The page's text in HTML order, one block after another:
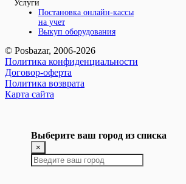
Услуги
Постановка онлайн-кассы
на учет
Выкуп оборудования
© Posbazar, 2006-2026
Политика конфиденциальности
Договор-оферта
Политика возврата
Карта сайта
Выберите ваш город из списка
×